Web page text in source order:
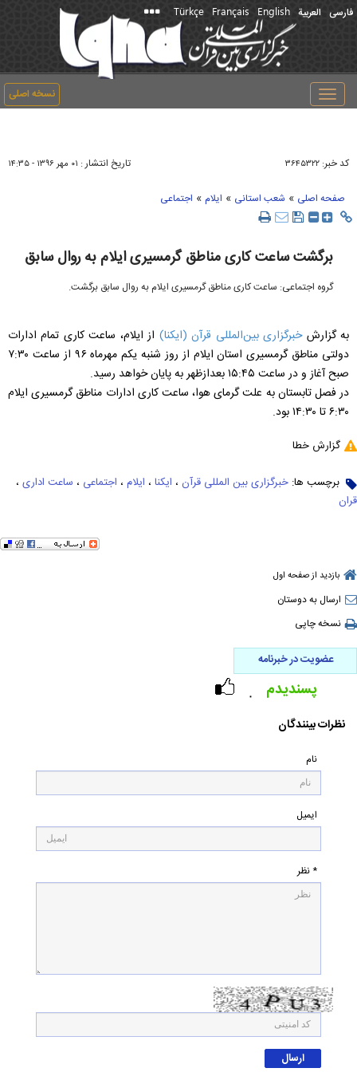
فارسی العربیة English
Français
Türkçe
نسخه اصلی
Toggle
navigation
کد خبر: ۳۶۴۵۳۲۲ تاریخ انتشار : ۰۱ مهر ۱۳۹۶ - ۱۴:۳۵
صفحه اصلی » شعب استانی » ایلام » اجتماعی
برگشت ساعت کاری مناطق گرمسیری ایلام به روال سابق
گروه اجتماعی: ساعت کاری مناطق گرمسیری ایلام به روال سابق برگشت.
به گزارشخبرگزاری بین‌المللی قرآن (ایکنا) از ایلام، ساعت کاری تمام ادارات
دولتی مناطق گرمسیری استان ایلام از روز شنبه یکم مهرماه ۹۶ از ساعت ۷:۳۰
صبح آغاز و در ساعت ۱۵:۴۵ بعدازظهر به پایان خواهد رسید.
در فصل تابستان به علت گرمای هوا، ساعت کاری ادارات مناطق گرمسیری ایلام
۶:۳۰ تا ۱۴:۳۰ بود.
گزارش خطا
برچسب ها: خبرگزاری بین المللی قرآن ، ایکنا ، ایلام ، اجتماعی ، ساعت اداری ،
قران
بازدید از صفحه اول
ارسال به دوستان
نسخه چاپی
عضویت در خبرنامه
۰ پسندیدم
نظرات بینندگان
نام
ایمیل
* نظر